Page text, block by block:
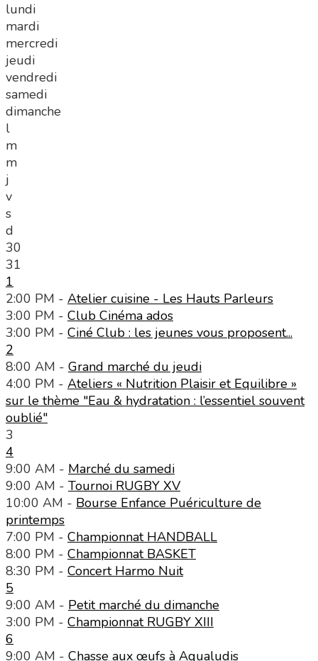
lundi
mardi
mercredi
jeudi
vendredi
samedi
dimanche
l
m
m
j
v
s
d
30
31
1
2:00 PM - Atelier cuisine - Les Hauts Parleurs
3:00 PM - Club Cinéma ados
3:00 PM - Ciné Club : les jeunes vous proposent...
2
8:00 AM - Grand marché du jeudi
4:00 PM - Ateliers « Nutrition Plaisir et Equilibre »
sur le thème "Eau & hydratation : l’essentiel souvent
oublié"
3
4
9:00 AM - Marché du samedi
9:00 AM - Tournoi RUGBY XV
10:00 AM - Bourse Enfance Puériculture de
printemps
7:00 PM - Championnat HANDBALL
8:00 PM - Championnat BASKET
8:30 PM - Concert Harmo Nuit
5
9:00 AM - Petit marché du dimanche
3:00 PM - Championnat RUGBY XIII
6
9:00 AM - Chasse aux œufs à Aqualudis